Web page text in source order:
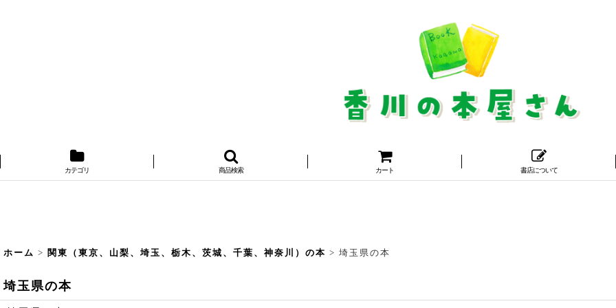
カテゴリ 商品検索 カート 書店について
ホーム > 関東（東京、山梨、埼玉、栃木、茨城、千葉、神奈川）の本 > 埼玉県の本
埼玉県の本